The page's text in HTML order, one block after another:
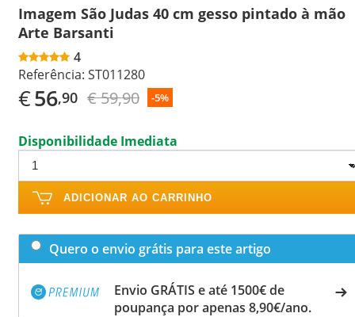
Imagem São Judas 40 cm gesso pintado à mão
Arte Barsanti
4
Referência: ST011280
€56,90 € 59,90 -5%
Disponibilidade Imediata
ADICIONAR AO CARRINHO
Quero o envio grátis para este artigo
Envio GRÁTIS e até 1500€ de
poupança por apenas 8,90€/ano.